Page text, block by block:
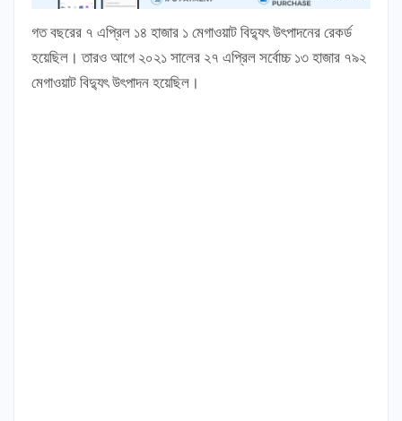
গত বছরের ৭ এপ্রিল ১৪ হাজার ১ মেগাওয়াট বিদ্যুৎ উৎপাদনের রেকর্ড
হয়েছিল। তারও আগে ২০২১ সালের ২৭ এপ্রিল সর্বোচ্চ ১৩ হাজার ৭৯২
মেগাওয়াট বিদ্যুৎ উৎপাদন হয়েছিল।